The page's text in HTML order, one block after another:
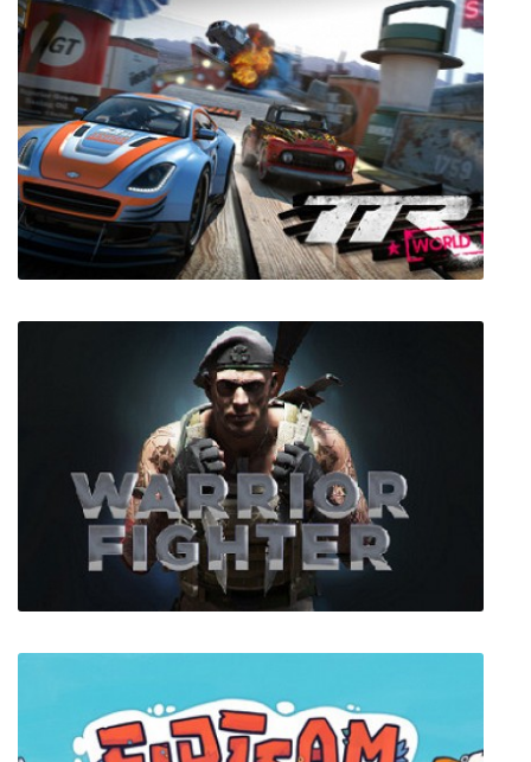
Bright Red Skies
Table Top Racing: World Tour